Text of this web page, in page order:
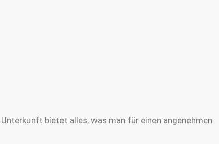
bietet alles, was man für einen angenehmen